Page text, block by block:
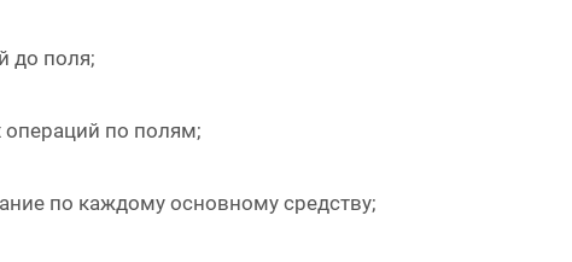
до поля;
операций по полям;
по каждому основному средству;